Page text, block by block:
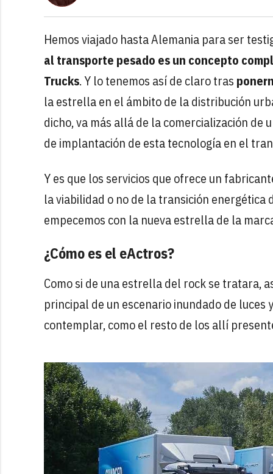
Hemos viajado hasta Alemania para ser
al transporte pesado es un concepto
Trucks. Y lo tenemos así de claro tras
la estrella en el ámbito de la distribución
dicho, va más allá de la comercialización
de implantación de esta tecnología en el
Y es que los servicios que ofrece un
la viabilidad o no de la transición
empecemos con la nueva estrella de la
¿Cómo es el eActros?
Como si de una estrella del rock se tratara,
principal de un escenario inundado de luces
contemplar, como el resto de los allí